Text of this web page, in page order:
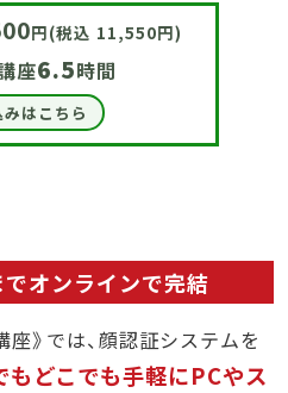
円(税込 11,550円)
座6.5時間
はこちら
オンラインで完結
座》では、顔認証システムを
もどこでも手軽にPCやス